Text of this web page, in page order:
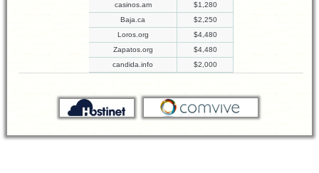
casinos.am
$1,280
Baja.ca
$2,250
Loros.org
$4,480
Zapatos.org
$4,480
candida.info
$2,000